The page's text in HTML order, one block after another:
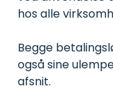
Administrer
opgaver
og knyt
dem til
udstyr eller
hos alle
Begge
også sine
afsnit.